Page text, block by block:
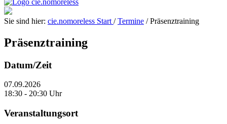
Sie sind hier: cie.nomoreless Start /Termine /Präsenztraining
Präsenztraining
Datum/Zeit
07.09.2026
18:30 - 20:30 Uhr
Veranstaltungsort